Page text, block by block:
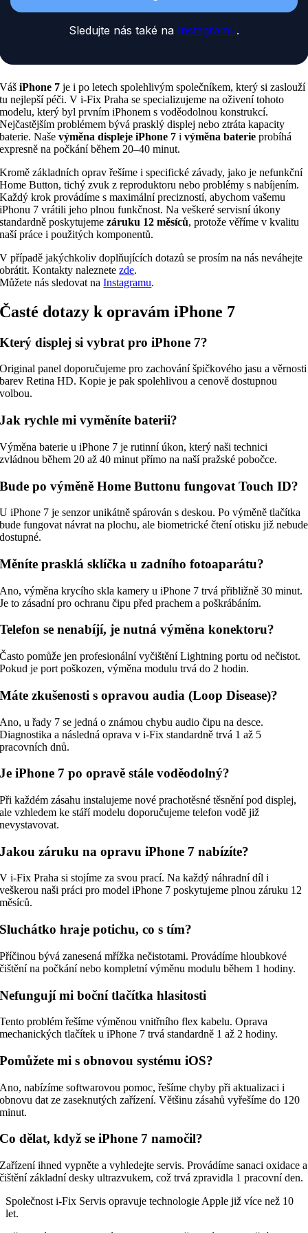
Sledujte nás také na Instagramu.
VášiPhone 7 je i po letech spolehlivým společníkem, který si zaslouží
tu nejlepší péči. V i-Fix Praha se specializujeme na oživení tohoto
modelu, který byl prvním iPhonem s voděodolnou konstrukcí.
Nejčastějším problémem bývá prasklý displej nebo ztráta kapacity
baterie. Naševýměna displeje iPhone 7 ivýměna baterie probíhá
expresně na počkání během 20–40 minut.
Kromě základních oprav řešíme i specifické závady, jako je nefunkční
Home Button, tichý zvuk z reproduktoru nebo problémy s nabíjením.
Každý krok provádíme s maximální precizností, abychom vašemu
iPhonu 7 vrátili jeho plnou funkčnost. Na veškeré servisní úkony
standardně poskytujemezáruku 12 měsíců, protože věříme v kvalitu
naší práce i použitých komponentů.
V případě jakýchkoliv doplňujících dotazů se prosím na nás neváhejte
obrátit. Kontakty naleznetezde.
Můžete nás sledovat naInstagramu.
Časté dotazy k opravám iPhone 7
Který displej si vybrat pro iPhone 7?
Original panel doporučujeme pro zachování špičkového jasu a věrnosti
barev Retina HD. Kopie je pak spolehlivou a cenově dostupnou
volbou.
Jak rychle mi vyměníte baterii?
Výměna baterie u iPhone 7 je rutinní úkon, který naši technici
zvládnou během 20 až 40 minut přímo na naší pražské pobočce.
Bude po výměně Home Buttonu fungovat Touch ID?
U iPhone 7 je senzor unikátně spárován s deskou. Po výměně tlačítka
bude fungovat návrat na plochu, ale biometrické čtení otisku již nebude
dostupné.
Měníte prasklá sklíčka u zadního fotoaparátu?
Ano, výměna krycího skla kamery u iPhone 7 trvá přibližně 30 minut.
Je to zásadní pro ochranu čipu před prachem a poškrábáním.
Telefon se nenabíjí, je nutná výměna konektoru?
Často pomůže jen profesionální vyčištění Lightning portu od nečistot.
Pokud je port poškozen, výměna modulu trvá do 2 hodin.
Máte zkušenosti s opravou audia (Loop Disease)?
Ano, u řady 7 se jedná o známou chybu audio čipu na desce.
Diagnostika a následná oprava v i-Fix standardně trvá 1 až 5
pracovních dnů.
Je iPhone 7 po opravě stále voděodolný?
Při každém zásahu instalujeme nové prachotěsné těsnění pod displej,
ale vzhledem ke stáří modelu doporučujeme telefon vodě již
nevystavovat.
Jakou záruku na opravu iPhone 7 nabízíte?
V i-Fix Praha si stojíme za svou prací. Na každý náhradní díl i
veškerou naši práci pro model iPhone 7 poskytujeme plnou záruku 12
měsíců.
Sluchátko hraje potichu, co s tím?
Příčinou bývá zanesená mřížka nečistotami. Provádíme hloubkové
čištění na počkání nebo kompletní výměnu modulu během 1 hodiny.
Nefungují mi boční tlačítka hlasitosti
Tento problém řešíme výměnou vnitřního flex kabelu. Oprava
mechanických tlačítek u iPhone 7 trvá standardně 1 až 2 hodiny.
Pomůžete mi s obnovou systému iOS?
Ano, nabízíme softwarovou pomoc, řešíme chyby při aktualizaci i
obnovu dat ze zaseknutých zařízení. Většinu zásahů vyřešíme do 120
minut.
Co dělat, když se iPhone 7 namočil?
Zařízení ihned vypněte a vyhledejte servis. Provádíme sanaci oxidace a
čištění základní desky ultrazvukem, což trvá zpravidla 1 pracovní den.
Společnost i-Fix Servis opravuje technologie Apple již více než 10
let.